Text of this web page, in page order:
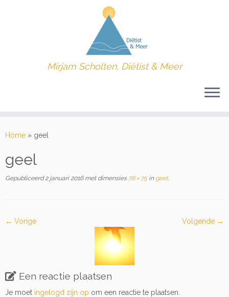
naar
Mirjam Scholten, Diëtist & Meer
Home » geel
geel
Gepubliceerd 2 januari 2016met dimensies78 × 75ingeel.
← Vorige Volgende →
Een reactie plaatsen
Je moet ingelogd zijn op om een reactie te plaatsen.